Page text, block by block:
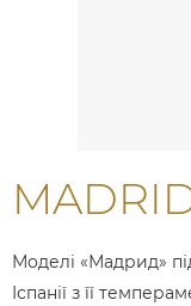
Моделі «Мадрид»
Іспанії з її